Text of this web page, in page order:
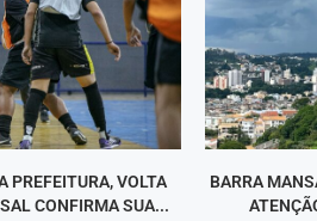
PREFEITURA, VOLTA
CONFIRMA SUA...
BARRA